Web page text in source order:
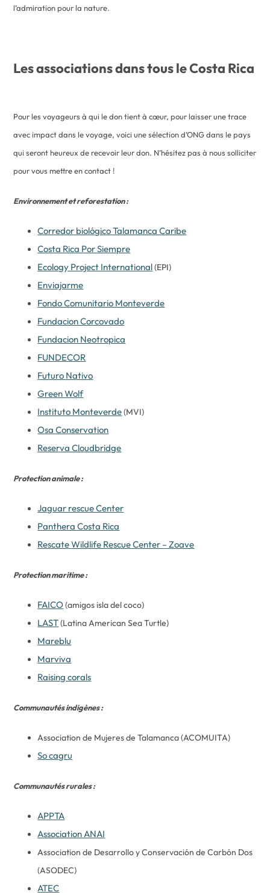
l’admiration pour la nature.
Les associations dans tous le Costa Rica
Pour les voyageurs à qui le don tient à cœur, pour laisser une trace
avec impact dans le voyage, voici une sélection d’ONG dans le pays
qui seront heureux de recevoir leur don. N’hésitez pas à nous solliciter
pour vous mettre en contact !
Environnement et reforestation :
Corredor biológico Talamanca Caribe
Costa Rica Por Siempre
Ecology Project International(EPI)
Enviajarme
Fondo Comunitario Monteverde
Fundacion Corcovado
Fundacion Neotropica
FUNDECOR
Futuro Nativo
Green Wolf
Instituto Monteverde(MVI)
Osa Conservation
Reserva Cloudbridge
Protection animale :
Jaguar rescue Center
Panthera Costa Rica
Rescate Wildlife Rescue Center – Zoave
Protection maritime :
FAICO(amigos isla del coco)
LAST(Latina American Sea Turtle)
Mareblu
Marviva
Raising corals
Communautés indigènes :
Association de Mujeres de Talamanca (ACOMUITA)
So cagru
Communautés rurales :
APPTA
Association ANAI
Association de Desarrollo y Conservación de Carbón Dos
(ASODEC)
ATEC